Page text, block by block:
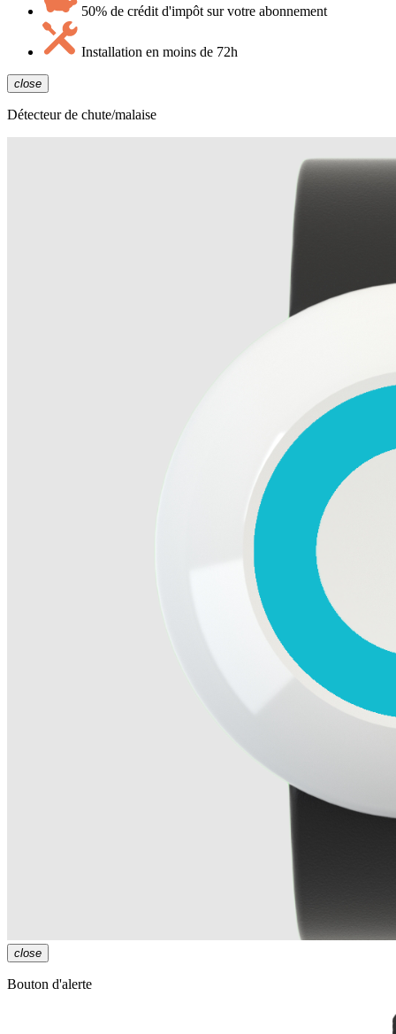
50% de crédit d'impôt sur votre abonnement
Installation en moins de 72h
close
Détecteur de chute/malaise
close
Bouton d'alerte